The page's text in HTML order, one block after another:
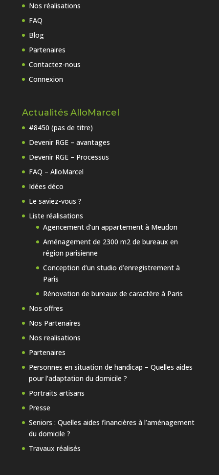
Nos réalisations
FAQ
Blog
Partenaires
Contactez-nous
Connexion
Actualités AlloMarcel
#8450 (pas de titre)
Devenir RGE – avantages
Devenir RGE – Processus
FAQ – AlloMarcel
Idées déco
Le saviez-vous ?
Liste réalisations
Agencement d’un appartement à Meudon
Aménagement de 2300 m2 de bureaux en
région parisienne
Conception d’un studio d’enregistrement à
Paris
Rénovation de bureaux de caractère à Paris
Nos offres
Nos Partenaires
Nos realisations
Partenaires
Personnes en situation de handicap – Quelles aides
pour l’adaptation du domicile ?
Portraits artisans
Presse
Seniors : Quelles aides financières à l’aménagement
du domicile ?
Travaux réalisés